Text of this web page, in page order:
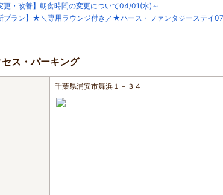
更・改善】朝食時間の変更について04/01(水)～
プラン】★＼専用ラウンジ付き／★ハース・ファンタジーステイ
セス・パーキング
千葉県浦安市舞浜１－３４